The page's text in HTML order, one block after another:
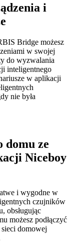
i
Bridge możesz
w swojej
do wyzwalania
inteligentnego
w aplikacji
nie była
domu ze
Niceboy
i wygodne w
czujników
obsługując
możesz podłączyć
domowej